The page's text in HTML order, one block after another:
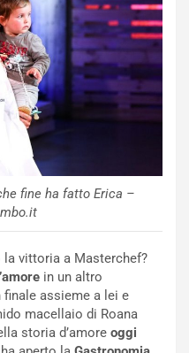
fine ha fatto Erica –
vittoria a Masterchef?
in un altro
assieme a lei e
macellaio di Roana
storia d’amore oggi